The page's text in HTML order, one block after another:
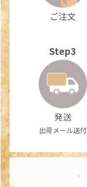
ご注文
Step3
発送
出荷メール送付